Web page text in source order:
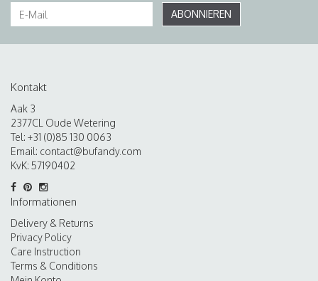
ABONNIEREN
Kontakt
Aak 3
2377CL Oude Wetering
Tel: +31 (0)85 130 0063
Email: contact@bufandy.com
KvK: 57190402
Informationen
Delivery & Returns
Privacy Policy
Care Instruction
Terms & Conditions